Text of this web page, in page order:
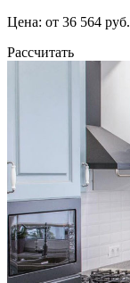
Цена: от 36 564 руб.
Рассчитать